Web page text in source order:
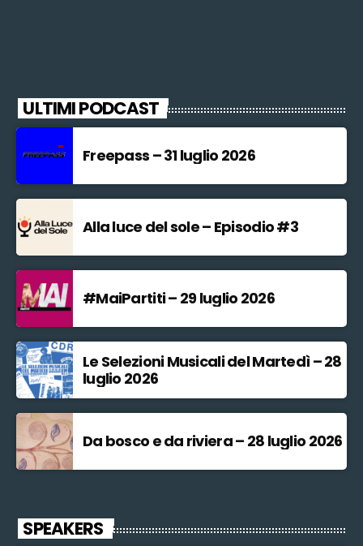
ULTIMI PODCAST
Freepass – 31 luglio 2026
Alla luce del sole – Episodio #3
#MaiPartiti – 29 luglio 2026
Le Selezioni Musicali del Martedì – 28
luglio 2026
Da bosco e da riviera – 28 luglio 2026
SPEAKERS